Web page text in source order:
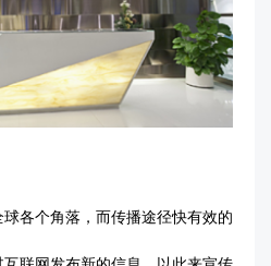
各个角落，而传播途径快有效的